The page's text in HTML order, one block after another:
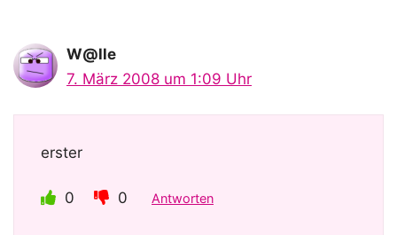
V
i
d
W@lle
7. März 2008 um 1:09 Uhr
erster
0 0 Antworten